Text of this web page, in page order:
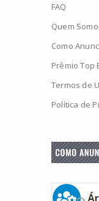
FAQ
Quem
Como
Prêmio Top
Termos de
Política de